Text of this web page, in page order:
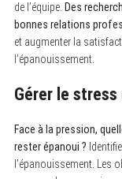
de l’équipe. Des
bonnes relations
et augmenter la
l’épanouissement.
Gérer le
Face à la pression,
rester épanoui ?
l’épanouissement. Les
o
r